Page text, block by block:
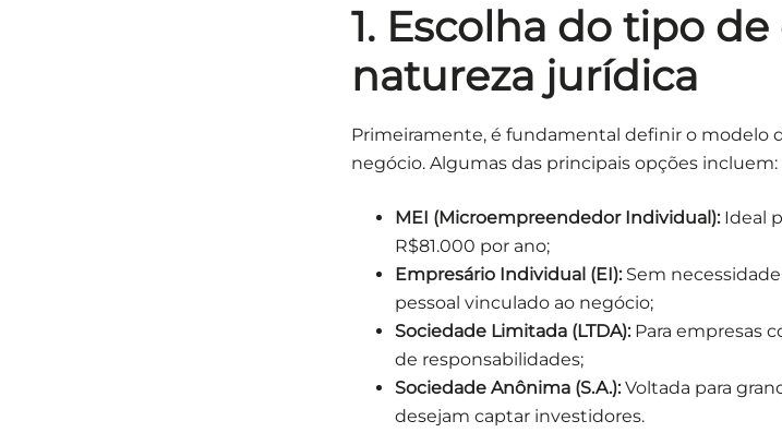
1. Escolha do tipo
natureza jurídica
Primeiramente, é fundamental definir o modelo
negócio. Algumas das principais opções incluem:
MEI (Microempreendedor Individual):Ideal
R$81.000 por ano;
Empresário Individual (EI):Sem
pessoal vinculado ao negócio;
Sociedade Limitada (LTDA):Para empresas
de responsabilidades;
Sociedade Anônima (S.A.):Voltada para
desejam captar investidores.